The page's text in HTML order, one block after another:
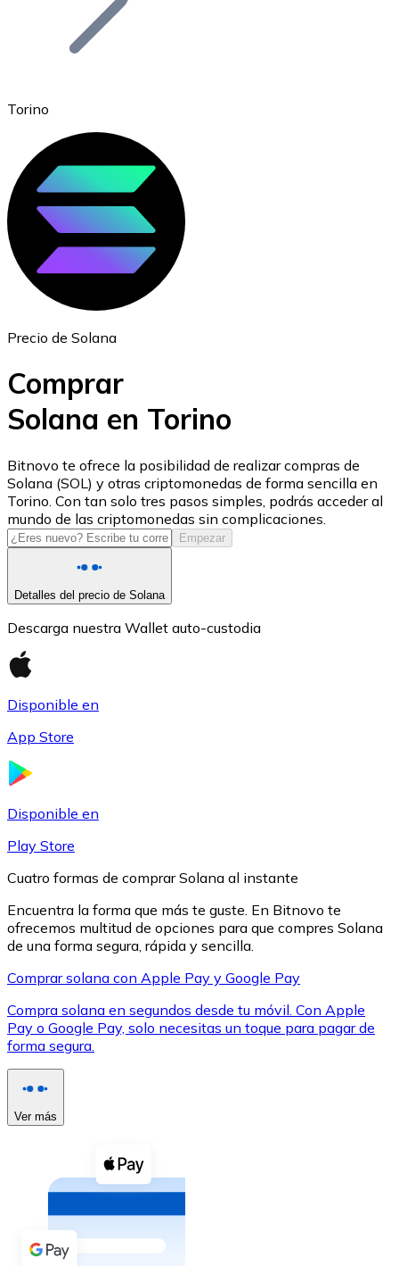
ETH
USD Coin
USDC
XRP
XRP
Efectivo
Comprar con efectivo
Transferencia SEPA
Añade fondos a tu cuenta Bitnovo o realiza compras
Torino
Precio de Solana
Comprar
Solana en Torino
Bitnovo te ofrece la posibilidad de realizar compras de
Solana (SOL) y otras criptomonedas de forma sencilla en
Torino. Con tan solo tres pasos simples, podrás acceder al
mundo de las criptomonedas sin complicaciones.
Empezar
Detalles del precio de Solana
Descarga nuestra Wallet auto-custodia
Disponible en
App Store
Disponible en
Play Store
Cuatro formas de comprar Solana al instante
Encuentra la forma que más te guste. En Bitnovo te
ofrecemos multitud de opciones para que compres Solana
de una forma segura, rápida y sencilla.
Comprar solana con Apple Pay y Google Pay
Compra solana en segundos desde tu móvil. Con Apple
Pay o Google Pay, solo necesitas un toque para pagar de
forma segura.
Ver más